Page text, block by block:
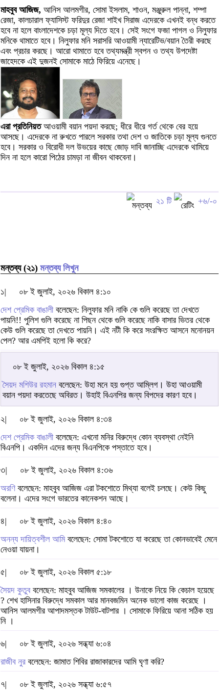
মাহবুব আজিজ, আনিস আলমগীর, সোমা ইসলাম, শাওন, মঞ্জুরুল পান্না, শম্পা
রেজা, কালচারাল ফ্যাসিস্ট ফরিদুর রেজা শাইখ সিরাজ এদেরকে এখনই বন্ধ করতে
হবে না হলে বাংলাদেশকে চড়া মূল্য দিতে হবে। সেই সংগে ফজা পাগল ও নিলুফার
মনিকে থামাতে হবে। নিলুফার মনি সরাসরি আওয়ামী ন্যারেটিভ/বয়ান তৈরী করছে
এবং প্রচার করছে। আরো থামাতে হবে তথ্যমন্ত্রী স্বপন ও তথ্য উপদেষ্টা
জাহেদকে এই দুজনই সোমাকে মাঠে ফিরিয়ে এনেছে।
এরা প্রতিনিয়তআওয়ামী বয়ান পয়দা করছে; ধীরে ধীরে গর্ত থেকে বের হয়ে
আসছে। এদেরকে না রুখতে পারলে সরকার তথা দেশ ও জাতিকে চড়া মূল্য গুনতে
হবে। সরকার ও বিরোধী দল উভয়ের কাছে জোড় দাবি জানাচ্ছি এদেরকে থামিয়ে
দিন না হলে কারো পিঠের চামড়া না জীবন থাকবেনা।
২১ টি +৬/-০
মন্তব্য (২১) মন্তব্য লিখুন
১|
০৮ ই জুলাই, ২০২৬ বিকাল ৪:১০
দেশ প্রেমিক বাঙালীবলেছেন: নিলুফার মনি নাকি কে গুলি করেছে তা দেখতে
পায়নি!! পুলিশ গুলি করেছে না পিছন থেকে গুলি করেছে নাকি বাসার ভিতর থেকে
কেউ গুলি করেছে তা দেখতে পায়নি। এই নটী কি করে সংরক্ষিত আসনে মনোনয়ন
পেল? আর এমপিই হলো কি করে?
০৮ ই জুলাই, ২০২৬ বিকাল ৪:১৫
সৈয়দ মশিউর রহমান বলেছেন: উহা মনে হয় গুপ্ত আম্লিগ। উহা আওয়ামী
বয়ান পয়দা করতেছে অবিরত। উহাই বিএনপির জন্য বিপদের কারণ হবে।
২|
০৮ ই জুলাই, ২০২৬ বিকাল ৪:৩৪
দেশ প্রেমিক বাঙালীবলেছেন: এখনো মনির বিরুদ্ধে কোন ব্যবস্থা নেইনি
বিএনপি। একদিন এদের জন্য বিএনপিকে পস্তাতে হবে।
৩|
০৮ ই জুলাই, ২০২৬ বিকাল ৪:৩৬
অরণিবলেছেন: মাহবুব আজিজ এরা টকশোতে মিথ্যা বলেই চলছে। কেউ কিছু
বলেনা। এদের সংগে ভারতের কানেকশন আছে।
৪|
০৮ ই জুলাই, ২০২৬ বিকাল ৪:৪০
অনন্য দায়িত্বশীল আমিবলেছেন: সোমা টকশোতে যা করেছে তা কোনভাবেই মেনে
নেওয়া যায়না।
৫|
০৮ ই জুলাই, ২০২৬ বিকাল ৫:১৮
সৈয়দ কুতুব বলেছেন: মাহবুব আজিজ সমকালের । উনাকে নিয়ে কি কেচাল হয়েছে
? শেখ হাসিনার বিরুদ্ধে সমকাল আর মানবজমিন অনেক ভালো কাজ করেছে ।
আনিস আলমগীর আপাদমস্তক টাউট-বাটপার । সোমাকে ফিরিয়ে আনা সঠিক হয়
নি ।
৬|
০৮ ই জুলাই, ২০২৬ সন্ধ্যা ৬:০৪
রাজীব নুর বলেছেন: জামাত শিবির রাজাকারদের আমি ঘৃণা করি?
৭| ০৮ ই জুলাই, ২০২৬ সন্ধ্যা ৬:৫৭